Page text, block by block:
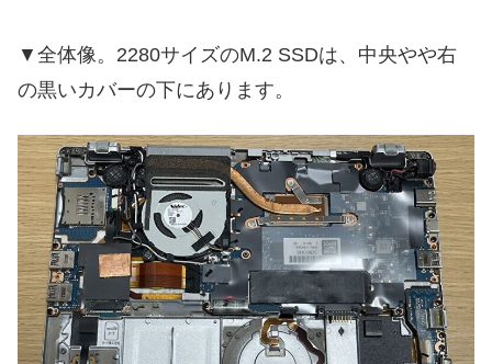
▼全体像。2280サイズのM.2 SSDは、中央やや右
の黒いカバーの下にあります。